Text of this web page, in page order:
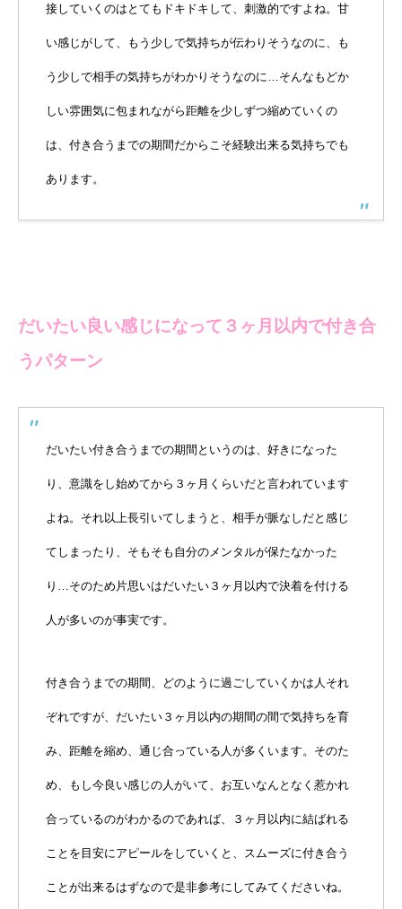
接していくのはとてもドキドキして、刺激的ですよね。甘
い感じがして、もう少しで気持ちが伝わりそうなのに、も
う少しで相手の気持ちがわかりそうなのに…そんなもどか
しい雰囲気に包まれながら距離を少しずつ縮めていくの
は、付き合うまでの期間だからこそ経験出来る気持ちでも
あります。
だいたい良い感じになって３ヶ月以内で付き合
うパターン
だいたい付き合うまでの期間というのは、好きになった
り、意識をし始めてから３ヶ月くらいだと言われています
よね。それ以上長引いてしまうと、相手が脈なしだと感じ
てしまったり、そもそも自分のメンタルが保たなかった
り…そのため片思いはだいたい３ヶ月以内で決着を付ける
人が多いのが事実です。
付き合うまでの期間、どのように過ごしていくかは人それ
ぞれですが、だいたい３ヶ月以内の期間の間で気持ちを育
み、距離を縮め、通じ合っている人が多くいます。そのた
め、もし今良い感じの人がいて、お互いなんとなく惹かれ
合っているのがわかるのであれば、３ヶ月以内に結ばれる
ことを目安にアピールをしていくと、スムーズに付き合う
ことが出来るはずなので是非参考にしてみてくださいね。